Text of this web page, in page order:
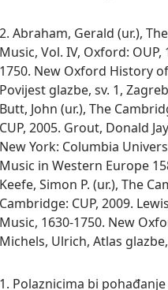
2. Abraham, Gerald (ur.),
Music, Vol. IV, Oxford:
1750. New Oxford History
Povijest glazbe, sv. 1,
Butt, John (ur.), The
CUP, 2005. Grout, Donald
New York: Columbia
Music in Western Europe
Keefe, Simon P. (ur.), The
Cambridge: CUP, 2009.
Music, 1630-1750. New
Michels, Ulrich, Atlas
1. Polaznicima bi